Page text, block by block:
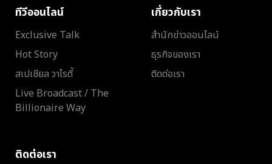
ทีวีออนไลน์
Exclusive Talk
Hot Story
สเปเชียล วาไรตี้
Live Broadcast / The
Billionaire Way
เกี่ยวกับเรา
สำนักข่าวออนไลน์
ธุรกิจของเรา
ติดต่อเรา
ติดต่อเรา